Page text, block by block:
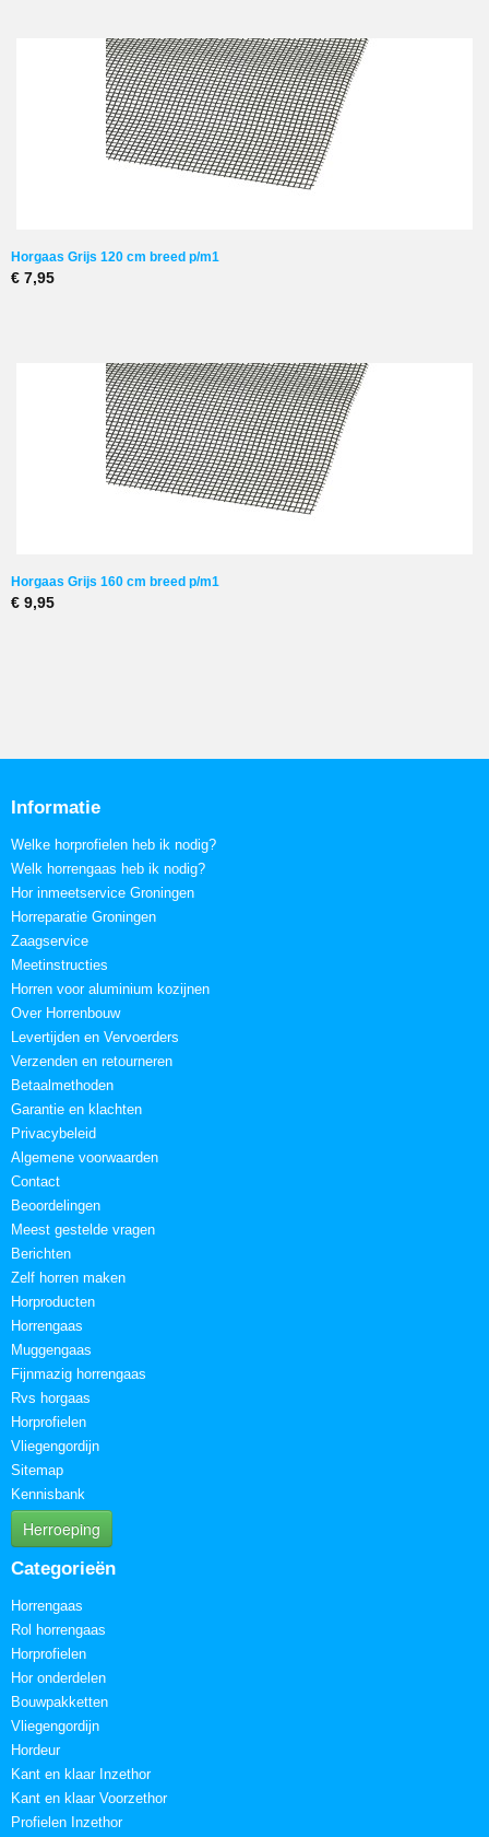
Horgaas Grijs 120 cm breed p/m1
€ 7,95
Horgaas Grijs 160 cm breed p/m1
€ 9,95
Informatie
Welke horprofielen heb ik nodig?
Welk horrengaas heb ik nodig?
Hor inmeetservice Groningen
Horreparatie Groningen
Zaagservice
Meetinstructies
Horren voor aluminium kozijnen
Over Horrenbouw
Levertijden en Vervoerders
Verzenden en retourneren
Betaalmethoden
Garantie en klachten
Privacybeleid
Algemene voorwaarden
Contact
Beoordelingen
Meest gestelde vragen
Berichten
Zelf horren maken
Horproducten
Horrengaas
Muggengaas
Fijnmazig horrengaas
Rvs horgaas
Horprofielen
Vliegengordijn
Sitemap
Kennisbank
Herroeping
Categorieën
Horrengaas
Rol horrengaas
Horprofielen
Hor onderdelen
Bouwpakketten
Vliegengordijn
Hordeur
Kant en klaar Inzethor
Kant en klaar Voorzethor
Profielen Inzethor